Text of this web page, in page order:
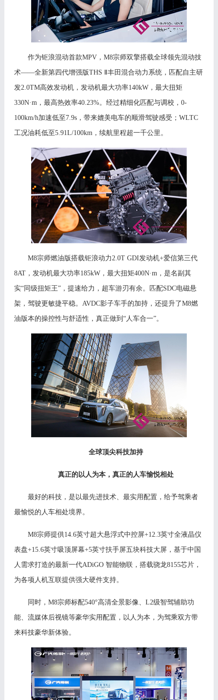
作为钜浪混动首款MPV，M8宗师双擎搭载全球领先混动技
术——全新第四代增强版THS Ⅱ丰田混合动力系统，匹配自主研
发2.0TM高效发动机，发动机最大功率140kW，最大扭矩
330N·m，最高热效率40.23%。经过精细化匹配与调校，0-
100km/h加速低至 7.9s，带来媲美电车的顺滑驾驶感受；WLTC
工况油耗低至5.91L/100km，续航里程超一千公里。
M8宗师燃油版搭载钜浪动力2.0T GDI发动机+爱信第三代
8AT，发动机最大功率185kW，最大扭矩400N·m，是名副其
实“同级扭矩王”，提速给力，超车游刃有余。匹配SDC电磁悬
架，驾驶更敏捷平稳。AVDC影子车手的加持，还提升了M8燃
油版本的操控性与舒适性，真正做到 “人车合一”。
全球顶尖科技加持
真正的以人为本，真正的人车愉悦相处
最好的科技，是以最先进技术、最实用配置，给予驾乘者
最愉悦的人车相处境界。
M8宗师提供14.6英寸超大悬浮式中控屏+12.3英寸全液晶仪
表盘+15.6英寸吸顶屏幕+5英寸扶手屏五块科技大屏，基于中国
人需求打造的最新一代ADiGO 智能物联，搭载骁龙8155芯片，
为各项人机互联提供强大硬件支持。
同时， M8宗师标配540°高清全景影像、L2级智驾辅助功
能、流媒体后视镜等豪华实用配置，以人为本，为驾乘双方带
来科技豪华新体验。